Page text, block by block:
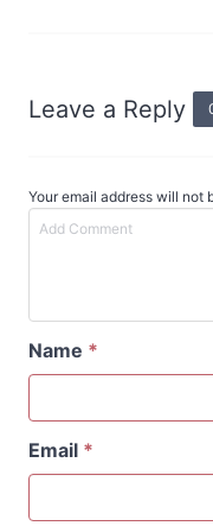
Leave a Reply
Your email address will not
Name *
Email *